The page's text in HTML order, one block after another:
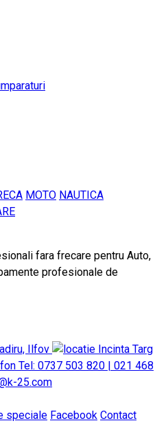
MOTO NAUTICA
fara frecare pentru Auto,
profesionale de
Ilfov
Incinta Targ
Tel: 0737 503 820 | 021 468
25.com
speciale Facebook Contact